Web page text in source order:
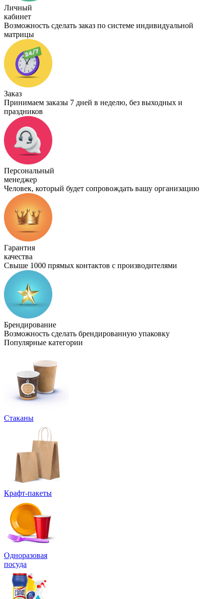
Личный
кабинет
Возможность сделать заказ по системе индивидуальной
матрицы
Заказ
Принимаем заказы 7 дней в неделю, без выходных и
праздников
Персональный
менеджер
Человек, который будет сопровождать вашу организацию
Гарантия
качества
Свыше 1000 прямых контактов с производителями
Брендирование
Возможность сделать брендированную упаковку
Популярные категории
Стаканы
Крафт-пакеты
Одноразовая
посуда